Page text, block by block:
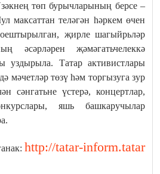
төп бурычларының берсе –
максаттан теләгән һәркем өчен
җирле шагыйрьләр
әсәрләрен җәмәгатьчелеккә
уздырыла. Татар активистлары
мәчетләр төзү һәм торгызуга зур
сәнгатьне үстерә, концертлар,
яшь башкаручылар
http://tatar-inform.tatar